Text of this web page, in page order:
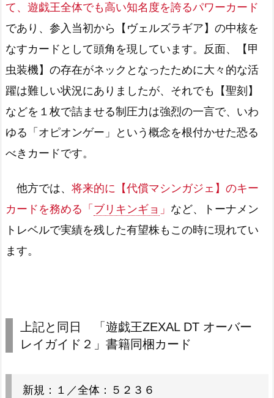
て、遊戯王全体でも高い知名度を誇るパワーカード
であり、参入当初から【ヴェルズラギア】の中核を
なすカードとして頭角を現しています。反面、【甲
虫装機】の存在がネックとなったために大々的な活
躍は難しい状況にありましたが、それでも【聖刻】
などを１枚で詰ませる制圧力は強烈の一言で、いわ
ゆる「オピオンゲー」という概念を根付かせた恐る
べきカードです。
他方では、 将来的に【代償マシンガジェ】のキー
カードを務める「 ブリキンギョ 」 など、トーナメン
トレベルで実績を残した有望株もこの時に現れてい
ます。
上記と同日 「遊戯王ZEXAL DT オーバー
レイガイド２」書籍同梱カード
新規：１／全体：５２３６